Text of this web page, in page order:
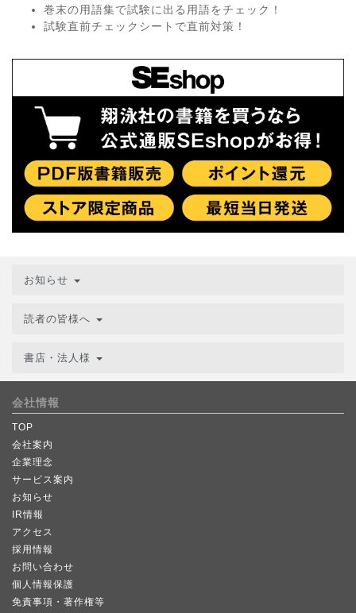
巻末の用語集で試験に出る用語をチェック！
試験直前チェックシートで直前対策！
お知らせ
読者の皆様へ
書店・法人様
会社情報
TOP
会社案内
企業理念
サービス案内
お知らせ
IR情報
アクセス
採用情報
お問い合わせ
個人情報保護
免責事項・著作権等